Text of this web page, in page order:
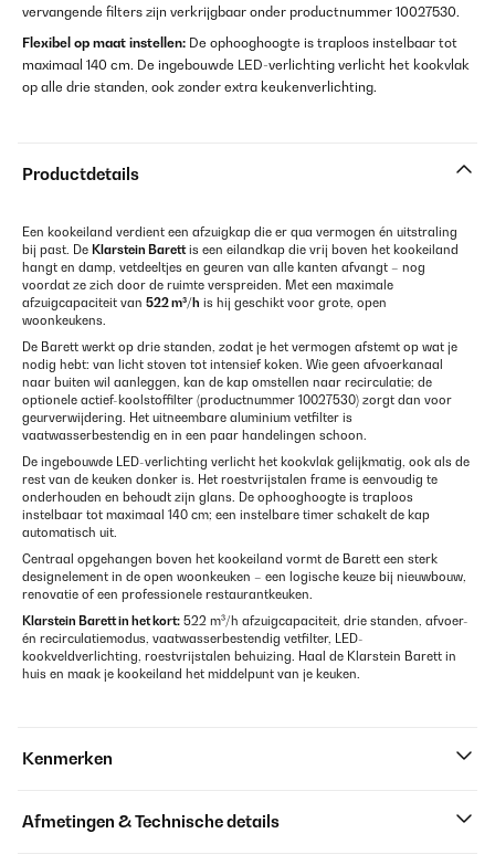
vervangende filters zijn verkrijgbaar onder productnummer 10027530.
Flexibel op maat instellen: De ophooghoogte is traploos instelbaar tot
maximaal 140 cm. De ingebouwde LED-verlichting verlicht het kookvlak
op alle drie standen, ook zonder extra keukenverlichting.
Productdetails
Een kookeiland verdient een afzuigkap die er qua vermogen én uitstraling
bij past. De Klarstein Barettis een eilandkap die vrij boven het kookeiland
hangt en damp, vetdeeltjes en geuren van alle kanten afvangt – nog
voordat ze zich door de ruimte verspreiden. Met een maximale
afzuigcapaciteit van 522 m³/h is hij geschikt voor grote, open
woonkeukens.
De Barett werkt op drie standen, zodat je het vermogen afstemt op wat je
nodig hebt: van licht stoven tot intensief koken. Wie geen afvoerkanaal
naar buiten wil aanleggen, kan de kap omstellen naar recirculatie; de
optionele actief-koolstoffilter (productnummer 10027530) zorgt dan voor
geurverwijdering. Het uitneembare aluminium vetfilter is
vaatwasserbestendig en in een paar handelingen schoon.
De ingebouwde LED-verlichting verlicht het kookvlak gelijkmatig, ook als de
rest van de keuken donker is. Het roestvrijstalen frame is eenvoudig te
onderhouden en behoudt zijn glans. De ophooghoogte is traploos
instelbaar tot maximaal 140 cm; een instelbare timer schakelt de kap
automatisch uit.
Centraal opgehangen boven het kookeiland vormt de Barett een sterk
designelement in de open woonkeuken – een logische keuze bij nieuwbouw,
renovatie of een professionele restaurantkeuken.
Klarstein Barett in het kort: 522 m³/h afzuigcapaciteit, drie standen, afvoer-
én recirculatiemodus, vaatwasserbestendig vetfilter, LED-
kookveldverlichting, roestvrijstalen behuizing. Haal de Klarstein Barett in
huis en maak je kookeiland het middelpunt van je keuken.
Kenmerken
Afmetingen & Technische details